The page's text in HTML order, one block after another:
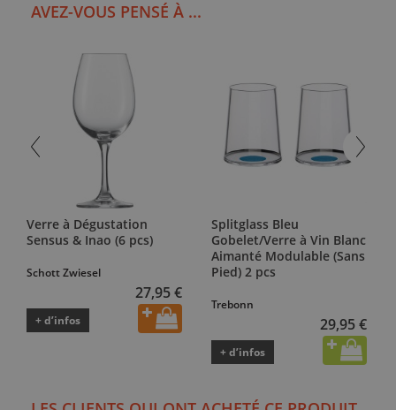
AVEZ-VOUS PENSÉ À ...
Verre à Dégustation
Sensus & Inao (6 pcs)
Schott Zwiesel
27,95 €
+ d’infos
Splitglass Bleu
Gobelet/Verre à Vin Blanc
Aimanté Modulable (Sans
Pied) 2 pcs
Trebonn
29,95 €
+ d’infos